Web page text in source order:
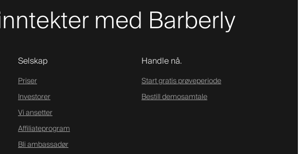
med Barberly
Selskap
Priser
Investorer
Vi ansetter
Affiliateprogram
Bli ambassadør
Handle nå.
Start gratis prøveperiode
Bestill demosamtale